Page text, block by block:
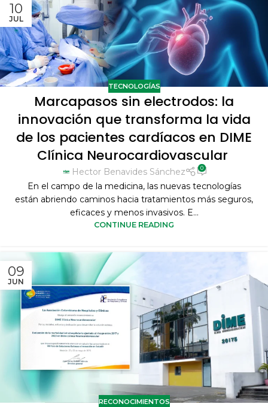
10
JUL
TECNOLOGÍAS
Marcapasos sin electrodos: la
innovación que transforma la vida
de los pacientes cardíacos en DIME
Clínica Neurocardiovascular
Hector Benavides Sánchez 0
En el campo de la medicina, las nuevas tecnologías
están abriendo caminos hacia tratamientos más seguros,
eficaces y menos invasivos. E...
CONTINUE READING
09
JUN
RECONOCIMIENTOS